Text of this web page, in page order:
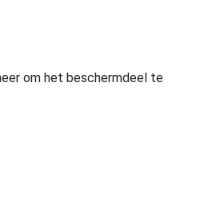
om het beschermdeel te